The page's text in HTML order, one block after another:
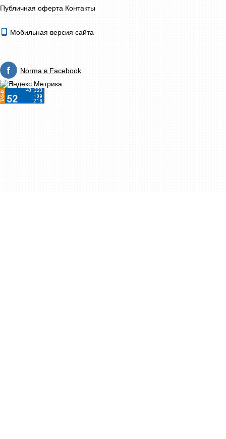
Публичная оферта Контакты
Мобильная версия сайта
Norma в Facebook